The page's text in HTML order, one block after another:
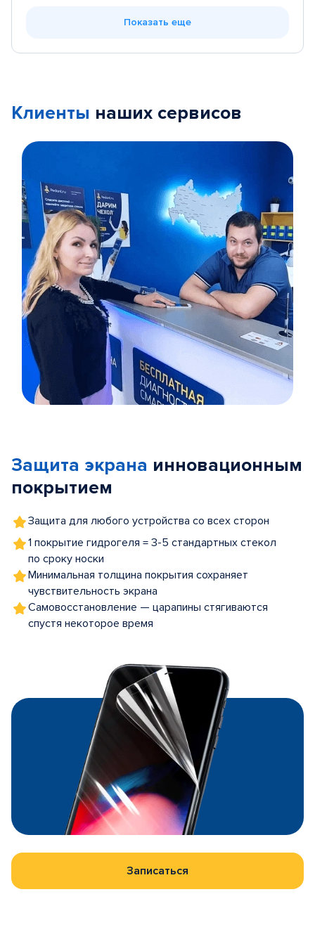
Показать еще
Клиенты наших сервисов
5
Защита экрана инновационным
покрытием
Защита для любого устройства со всех сторон
1 покрытие гидрогеля = 3-5 стандартных стекол
по сроку носки
Минимальная толщина покрытия сохраняет
чувствительность экрана
Самовосстановление — царапины стягиваются
спустя некоторое время
Записаться